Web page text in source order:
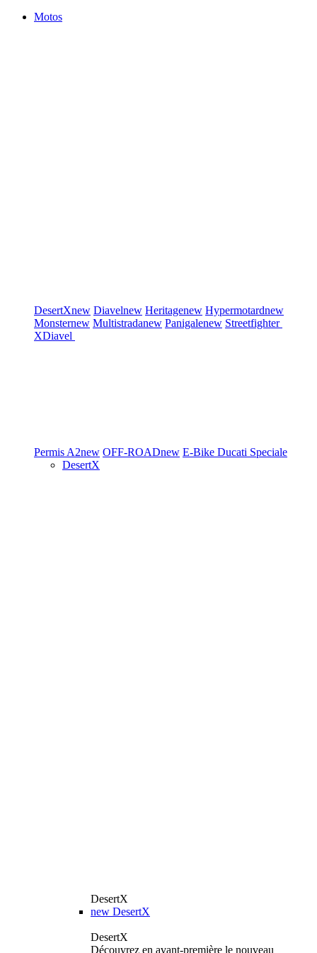
Motos
DesertXnew Diavelnew Heritagenew Hypermotardnew
Monsternew Multistradanew Panigalenew Streetfighter
XDiavel
Permis A2new OFF-ROADnew E-Bike Ducati Speciale
DesertX
DesertX
new DesertX
DesertX
Découvrez en avant-première le nouveau